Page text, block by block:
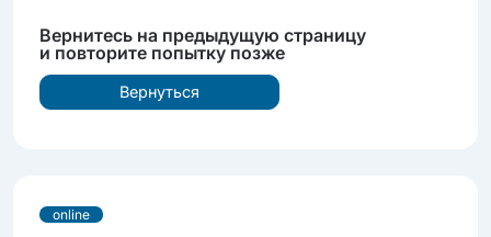
Вернитесь на предыдущую страницу
и повторите попытку позже
Вернуться
online